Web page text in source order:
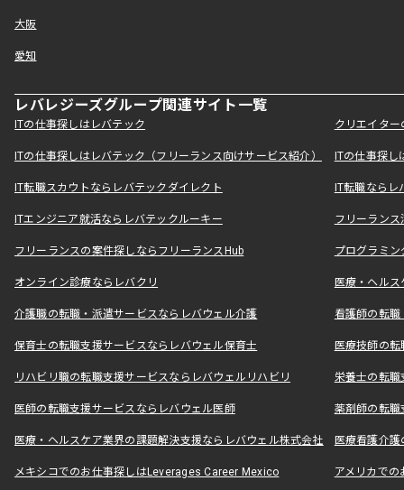
大阪
愛知
レバレジーズグループ関連サイト一覧
ITの仕事探しはレバテック クリエイタ
ITの仕事探しはレバテック（フリーランス向けサービス紹介） ITの仕事探
IT転職スカウトならレバテックダイレクト IT転職なら
ITエンジニア就活ならレバテックルーキー フリーラン
フリーランスの案件探しならフリーランスHub プログラミ
オンライン診療ならレバクリ 医療・ヘル
介護職の転職・派遣サービスならレバウェル介護 看護師の転
保育士の転職支援サービスならレバウェル保育士 医療技師の
リハビリ職の転職支援サービスならレバウェルリハビリ 栄養士の転
医師の転職支援サービスならレバウェル医師 薬剤師の転
医療・ヘルスケア業界の課題解決支援ならレバウェル株式会社 医療看護介
メキシコでのお仕事探しはLeverages Career Mexico アメリカで